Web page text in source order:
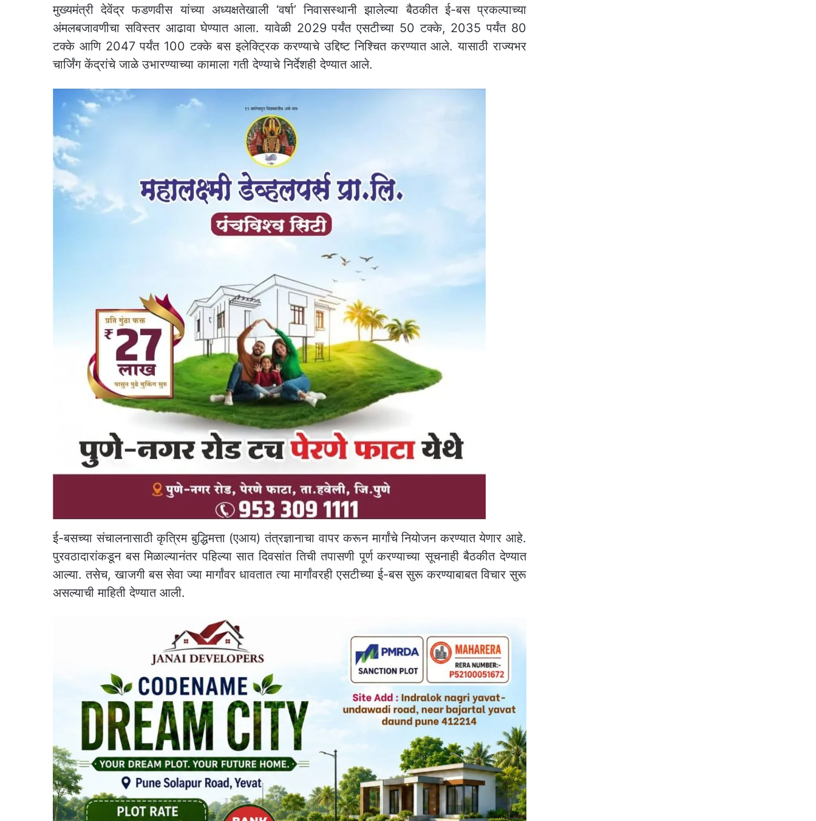
मुख्यमंत्री देवेंद्र फडणवीस यांच्या अध्यक्षतेखाली ‘वर्षा’ निवासस्थानी झालेल्या बैठकीत ई-बस प्रकल्पाच्या
अंमलबजावणीचा सविस्तर आढावा घेण्यात आला. यावेळी 2029 पर्यंत एसटीच्या 50 टक्के, 2035 पर्यंत 80
टक्के आणि 2047 पर्यंत 100 टक्के बस इलेक्ट्रिक करण्याचे उद्दिष्ट निश्चित करण्यात आले. यासाठी राज्यभर
चार्जिंग केंद्रांचे जाळे उभारण्याच्या कामाला गती देण्याचे निर्देशही देण्यात आले.
ई-बसच्या संचालनासाठी कृत्रिम बुद्धिमत्ता (एआय) तंत्रज्ञानाचा वापर करून मार्गांचे नियोजन करण्यात येणार आहे.
पुरवठादारांकडून बस मिळाल्यानंतर पहिल्या सात दिवसांत तिची तपासणी पूर्ण करण्याच्या सूचनाही बैठकीत देण्यात
आल्या. तसेच, खाजगी बस सेवा ज्या मार्गांवर धावतात त्या मार्गांवरही एसटीच्या ई-बस सुरू करण्याबाबत विचार सुरू
असल्याची माहिती देण्यात आली.